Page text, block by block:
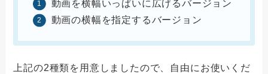
動画を横幅いっぱいに広げるバージョン
動画の横幅を指定するバージョン
上記の2種類を用意しましたので、自由にお使いくだ